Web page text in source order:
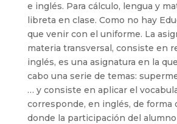
e inglés. Para cálculo, lengua y
libreta en clase. Como no hay
que venir con el uniforme. La
materia transversal, consiste en
inglés, es una asignatura en la
cabo una serie de temas:
… y consiste en aplicar el
corresponde, en inglés, de forma
donde la participación del